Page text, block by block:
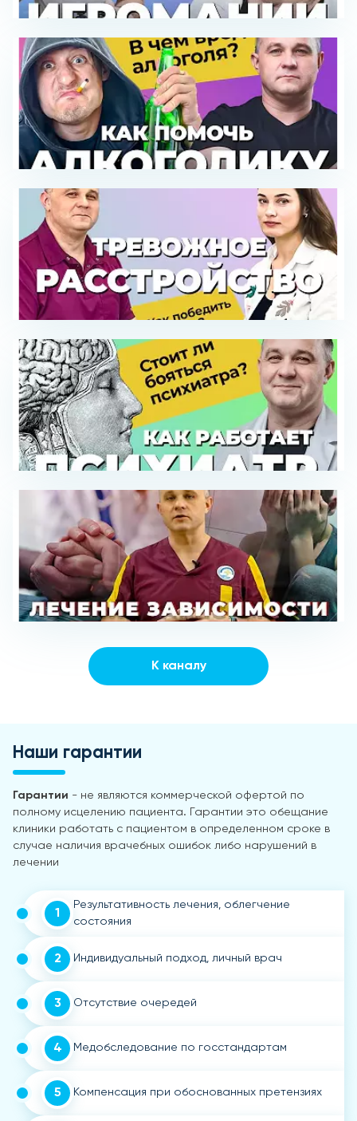
К каналу
Наши гарантии
Гарантии - не являются коммерческой офертой по
полному исцелению пациента. Гарантии это обещание
клиники работать с пациентом в определенном сроке в
случае наличия врачебных ошибок либо нарушений в
лечении
1
Результативность лечения, облегчение
состояния
2 Индивидуальный подход, личный врач
3 Отсутствие очередей
4 Медобследование по госстандартам
5 Компенсация при обоснованных претензиях